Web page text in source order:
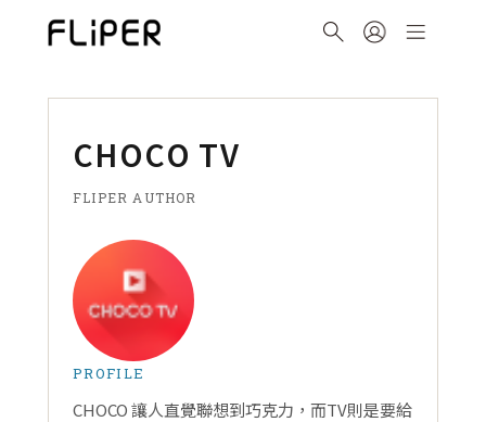
CHOCO TV
FLIPER AUTHOR
PROFILE
CHOCO 讓人直覺聯想到巧克力，而TV則是要給